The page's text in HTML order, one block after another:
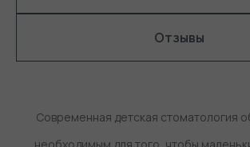
Отзывы
Современная детская стоматология